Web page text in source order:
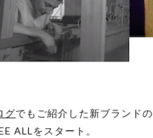
グでもご紹介した新ブランド
ALLをスタート。